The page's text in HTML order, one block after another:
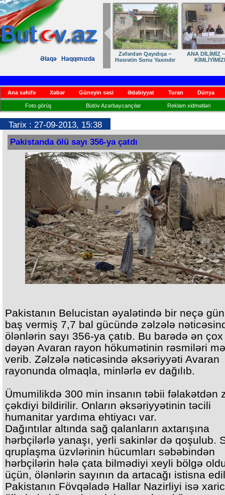
Əlaqə Haqqımızda
Zəfərdən Qayıdışa –
Həsrətin Sonu Yaxındır
ANA DİLİMİZ
Ana səhifə Xəbər Güneyin səsi Ədəbiyyat Turan Dünya
Foto görüş Bütöv Azərbaycançılar Reklam xidmətləri
Tarix : 27-09-2013, 15:38
Pakistanda ölü sayı 356-ya çatdı
Pakistanın Belucistan əyalətində bir neçə
baş vermiş 7,7 bal gücündə zəlzələ
ölənlərin sayı 356-ya çatıb. Bu barədə ən
dəyən Avaran rayon hökumətinin rəsmiləri
verib. Zəlzələ nəticəsində əksəriyyəti Avaran
rayonunda olmaqla, minlərlə ev dağılıb.
Ümumilikdə 300 min insanın təbii fəlakətdən
çəkdiyi bildirilir. Onların əksəriyyətinin təcili
humanitar yardıma ehtiyacı var.
Dağıntılar altında sağ qalanların axtarışına
hərbçilərlə yanaşı, yerli sakinlər də qoşulub.
qruplaşma üzvlərinin hücumları səbəbindən
hərbçilərin hələ çata bilmədiyi xeyli bölgə
üçün, ölənlərin sayının da artacağı istisna
Pakistanın Fövqəladə Hallar Nazirliyi isə